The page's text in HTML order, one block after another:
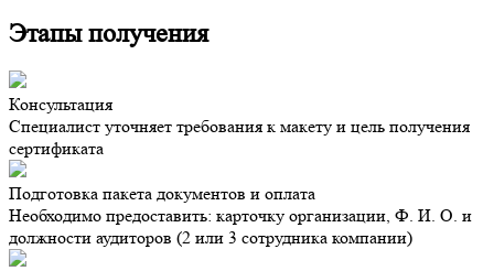
Этапы получения
Консультация
Специалист уточняет требования к макету и цель получения
сертификата
Подготовка пакета документов и оплата
Необходимо предоставить: карточку организации, Ф. И. О. и
должности аудиторов (2 или 3 сотрудника компании)